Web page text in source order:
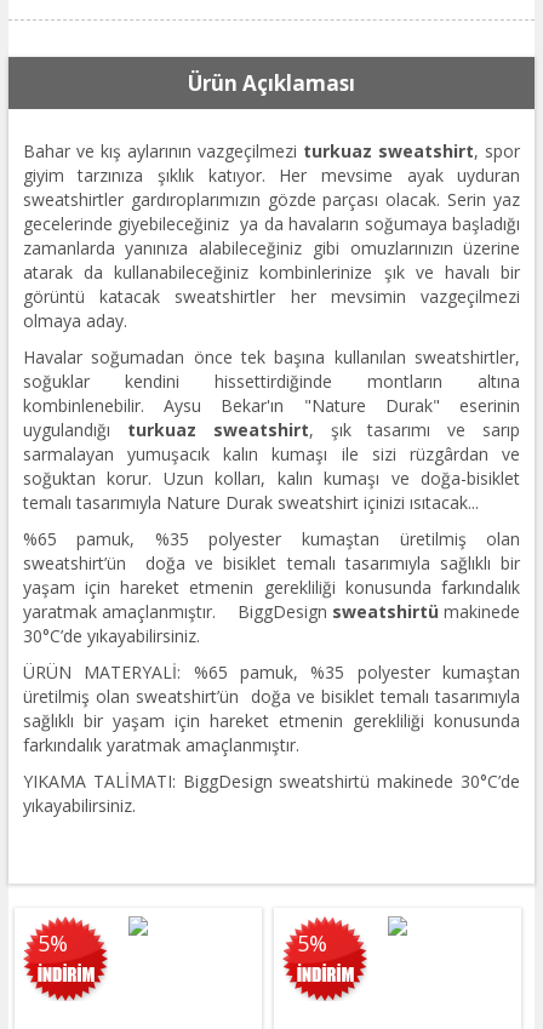
Ürün Açıklaması
Bahar ve kış aylarının vazgeçilmezi turkuaz sweatshirt, spor
giyim tarzınıza şıklık katıyor. Her mevsime ayak uyduran
sweatshirtler gardıroplarımızın gözde parçası olacak. Serin yaz
gecelerinde giyebileceğiniz ya da havaların soğumaya başladığı
zamanlarda yanınıza alabileceğiniz gibi omuzlarınızın üzerine
atarak da kullanabileceğiniz kombinlerinize şık ve havalı bir
görüntü katacak sweatshirtler her mevsimin vazgeçilmezi
olmaya aday.
Havalar soğumadan önce tek başına kullanılan sweatshirtler,
soğuklar kendini hissettirdiğinde montların altına
kombinlenebilir. Aysu Bekar'ın "Nature Durak" eserinin
uygulandığı turkuaz sweatshirt, şık tasarımı ve sarıp
sarmalayan yumuşacık kalın kumaşı ile sizi rüzgârdan ve
soğuktan korur. Uzun kolları, kalın kumaşı ve doğa-bisiklet
temalı tasarımıyla Nature Durak sweatshirt içinizi ısıtacak...
%65 pamuk, %35 polyester kumaştan üretilmiş olan
sweatshirt’ün doğa ve bisiklet temalı tasarımıyla sağlıklı bir
yaşam için hareket etmenin gerekliliği konusunda farkındalık
yaratmak amaçlanmıştır. BiggDesign sweatshirtü makinede
30°C’de yıkayabilirsiniz.
ÜRÜN MATERYALİ: %65 pamuk, %35 polyester kumaştan
üretilmiş olan sweatshirt’ün doğa ve bisiklet temalı tasarımıyla
sağlıklı bir yaşam için hareket etmenin gerekliliği konusunda
farkındalık yaratmak amaçlanmıştır.
YIKAMA TALİMATI: BiggDesign sweatshirtü makinede 30°C’de
yıkayabilirsiniz.
5% 5%